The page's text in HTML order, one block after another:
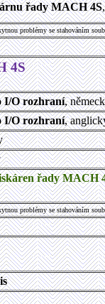
řady MACH 4S
problémy se stahováním
4S
I/O rozhraní,
I/O rozhraní,
řady MACH
problémy se stahováním